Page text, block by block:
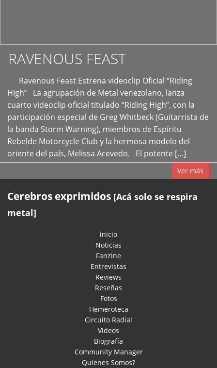
RAVENOUS FEAST
Ravenous Feast Estrena videoclip Oficial “Riding
High” La agrupación de Metal venezolano, lanza
cuarto videoclip oficial titulado “Riding High”, con la
participación especial de Greg Whitbeck (Guitarrista de
la banda Storm Warning), miembros de Espíritu
Rebelde Motorcycle Club y la hermosa modelo del
oriente del país, Melissa Acevedo. El potente […]
Ver más
Cerebros exprimidos [Acá solo se respira
metal]
inicio
Noticias
Fanzine
Entrevistas
Reviews
Reseñas
Fotos
Hemeroteca
Circuito Radial
Videos
Biografía
Community Manager
Quienes Somos?